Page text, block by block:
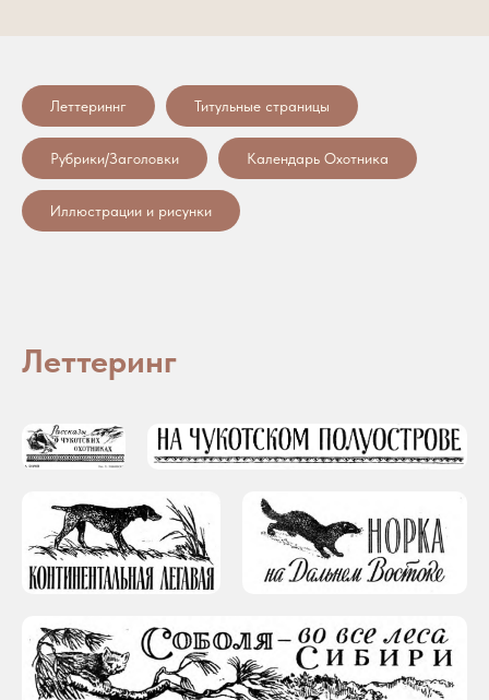
Леттериннг Титульные страницы
Рубрики/Заголовки Календарь Охотника
Иллюстрации и рисунки
Леттеринг